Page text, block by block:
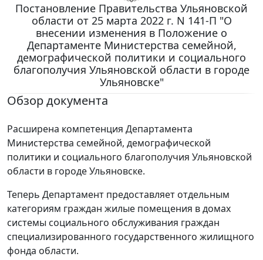
Постановление Правительства Ульяновской
области от 25 марта 2022 г. N 141-П "О
внесении изменения в Положение о
Департаменте Министерства семейной,
демографической политики и социального
благополучия Ульяновской области в городе
Ульяновске"
Обзор документа
Расширена компетенция Департамента
Министерства семейной, демографической
политики и социального благополучия Ульяновской
области в городе Ульяновске.
Теперь Департамент предоставляет отдельным
категориям граждан жилые помещения в домах
системы социального обслуживания граждан
специализированного государственного жилищного
фонда области.